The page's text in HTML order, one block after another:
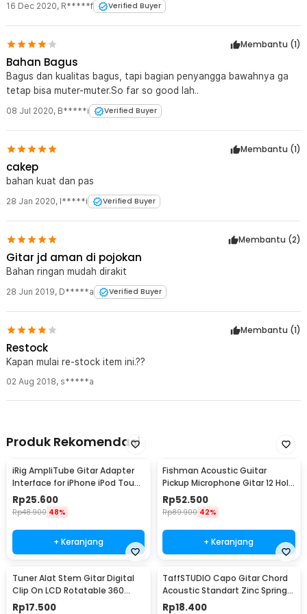
Kuat Menahan Beban Gitar
Terbuat dari bahan steel yang kokoh, penyangga ini dirancang
untuk menahan beban gitar tanpa risiko patah. Material tersebut
terkenal akan daya tahannya sehingga dapat diandalkan dalam
jangka panjang.
Kelengkapan Produk
Rincian yang Anda dapatkan untuk pembelian produk ini:
1 x Penahan Leher Gitar
16 Dec 2020, R*****f Verified Buyer
Membantu (1)
Bahan Bagus
Bagus dan kualitas bagus, tapi bagian penyangga bawahnya ga
tetap bisa muter-muter.So far so good lah..
08 Jul 2020, B*****i Verified Buyer
Membantu (1)
cakep
bahan kuat dan pas
28 Jan 2020, l*****i Verified Buyer
Membantu (2)
Gitar jd aman di pojokan
Bahan ringan mudah dirakit
28 Jun 2019, D*****a Verified Buyer
Membantu (1)
Restock
Kapan mulai re-stock item ini.??
02 Aug 2018, s*****a
Produk Rekomendasi
iRig AmpliTube Gitar Adapter
Interface for iPhone iPod Touch
iPad - IRIG-0003
Rp25.600
Rp48.900 48%
+ Keranjang
Fishman Acoustic Guitar
Pickup Microphone Gitar 12 Hole
6.35mm 2.8M - P-012
Rp52.500
Rp89.900 42%
+ Keranjang
Tuner Alat Stem Gitar Digital
Clip On LCD Rotatable 360
Degree - JT-01
Rp17.500
TaffSTUDIO Capo Gitar Chord
Acoustic Standart Zinc Spring
Anti Karat - M556
Rp18.400